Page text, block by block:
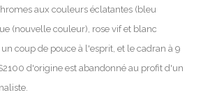
aux couleurs éclatantes (bleu
(nouvelle couleur), rose vif et blanc
coup de pouce à l'esprit, et le cadran à 9
d'origine est abandonné au profit d'un